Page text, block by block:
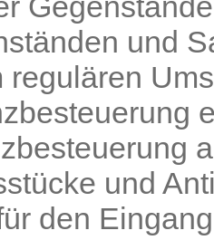
und
regulären
und
den